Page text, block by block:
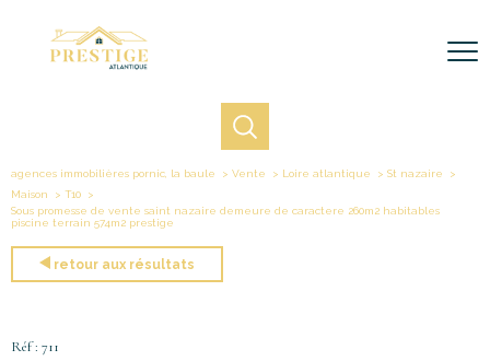
agences immobilières pornic, la baule Vente Loire atlantique
St nazaire
Maison
T10
Sous promesse de vente saint nazaire demeure de caractere 260m2 habitables
piscine terrain 574m2 prestige
retour aux résultats
Réf : 711